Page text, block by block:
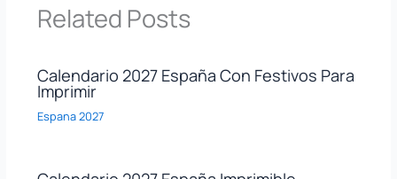
Related Posts
Calendario 2027 España Con Festivos Para
Imprimir
Espana 2027